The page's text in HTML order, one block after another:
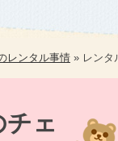
レンタル事情 » レンタ
ェ